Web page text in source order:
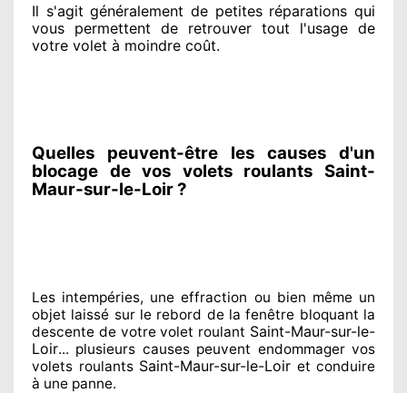
Il s'agit généralement de petites réparations qui
vous permettent de retrouver tout l'usage de
votre volet à moindre coût.
Quelles peuvent-être les causes d'un
blocage de vos volets roulants Saint-
Maur-sur-le-Loir ?
Les intempéries, une effraction ou bien même un
objet laissé sur le rebord de la fenêtre bloquant la
descente de votre volet roulant Saint-Maur-sur-le-
Loir... plusieurs causes peuvent endommagervos
volets roulants Saint-Maur-sur-le-Loir et conduire
à une panne.